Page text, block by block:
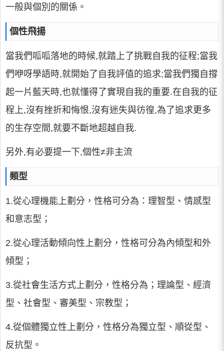
一般與個別的關係。
個性飛揚
當我們呱呱落地的時候,就踏上了挑戰自我的征程;當我
們咿呀學語時,就開始了自我評值的追求;當我們獨自撐
起一片藍天時,也就懂得了實現自我的重要.在自我的征
程上,沒有挫折和悔恨,沒有迷失與彷徨,為了追求更多
的生存空間,就要不斷地超越自我.
另外,有必要提一下,個性≠非主流
類型
1.從心理機能上劃分，性格可分為：理智型、情感型
和意志型；
2.從心理活動傾向性上劃分，性格可分為內傾型和外
傾型；
3.從社會生活方式上劃分，性格分為；理論型、經濟
型、社會型、審美型、宗教型；
4.從個體獨立性上劃分，性格分為獨立型、順從型、
反抗型。